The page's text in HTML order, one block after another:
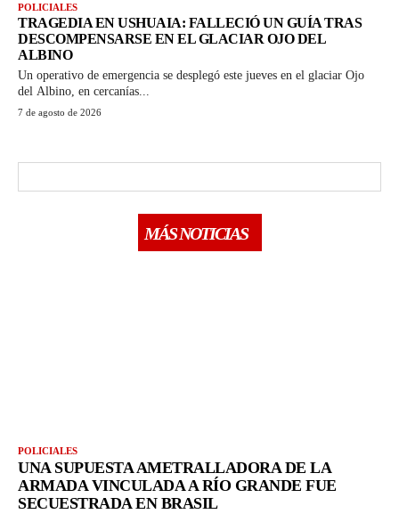
POLICIALES
TRAGEDIA EN USHUAIA: FALLECIÓ UN GUÍA TRAS
DESCOMPENSARSE EN EL GLACIAR OJO DEL
ALBINO
Un operativo de emergencia se desplegó este jueves en el glaciar Ojo
del Albino, en cercanías...
7 de agosto de 2026
MÁS NOTICIAS
POLICIALES
UNA SUPUESTA AMETRALLADORA DE LA
ARMADA VINCULADA A RÍO GRANDE FUE
SECUESTRADA EN BRASIL